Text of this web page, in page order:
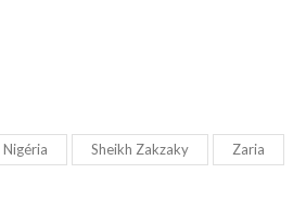
Nigéria Sheikh Zakzaky Zaria